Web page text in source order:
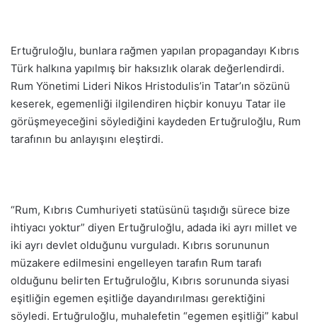
Ertuğruloğlu, bunlara rağmen yapılan propagandayı Kıbrıs
Türk halkına yapılmış bir haksızlık olarak değerlendirdi.
Rum Yönetimi Lideri Nikos Hristodulis’in Tatar’ın sözünü
keserek, egemenliği ilgilendiren hiçbir konuyu Tatar ile
görüşmeyeceğini söylediğini kaydeden Ertuğruloğlu, Rum
tarafının bu anlayışını eleştirdi.
“Rum, Kıbrıs Cumhuriyeti statüsünü taşıdığı sürece bize
ihtiyacı yoktur” diyen Ertuğruloğlu, adada iki ayrı millet ve
iki ayrı devlet olduğunu vurguladı. Kıbrıs sorununun
müzakere edilmesini engelleyen tarafın Rum tarafı
olduğunu belirten Ertuğruloğlu, Kıbrıs sorununda siyasi
eşitliğin egemen eşitliğe dayandırılması gerektiğini
söyledi. Ertuğruloğlu, muhalefetin “egemen eşitliği” kabul